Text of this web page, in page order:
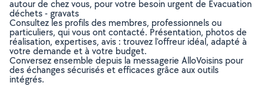
autour de chez vous, pour votre besoin urgent de Évacuation
déchets - gravats
Consultez les profils des membres, professionnels ou
particuliers, qui vous ont contacté. Présentation, photos de
réalisation, expertises, avis : trouvez l'offreur idéal, adapté à
votre demande et à votre budget.
Conversez ensemble depuis la messagerie AlloVoisins pour
des échanges sécurisés et efficaces grâce aux outils
intégrés.